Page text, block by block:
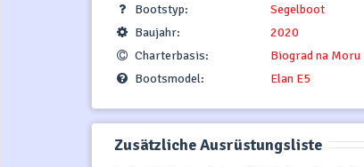
Bootstyp:
Segelboot
Baujahr:
2020
Charterbasis:
Biograd na Moru
Bootsmodel:
Elan E5
Zusätzliche Ausrüstungsliste